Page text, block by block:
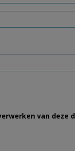
van deze